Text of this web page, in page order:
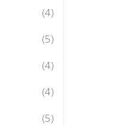
(4)
(5)
(4)
(4)
(5)